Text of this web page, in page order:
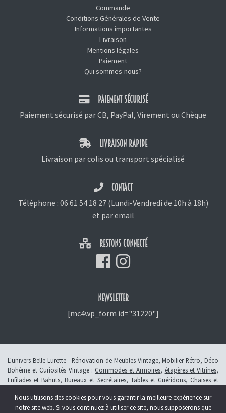
Commande
Conditions Générales de Vente
Informations importantes
Livraison
Mentions légales
Paiement
Qui sommes-nous?
PAIEMENT SÉCURISÉ
Paiement sécurisé par CB, PayPal, Virement ou Chèque
LIVRAISON RAPIDE
Livraison par colis ou transport spécialisé
CONTACT
Téléphone : 06 61 54 18 27(Lundi-Vendredi de 10h à 18h)
et par email
RESTONS CONNECTÉ
NEWSLETTER
[mc4wp_form id="31220"]
L'univers Belle Lurette - Rénovation de Meubles Vintage, Mobilier Rétro, Déco
Bohème et Curiosités Vintage : Commodes et Armoires, étagères et Vitrines,
Enfilades et Bahuts,Bureaux et Secrétaires, Tables et Guéridons, Chaises et
© 2013 - 2026 L'atelier Belle Lurette - Rénovation de meubles vintage, en
Nous utilisons des cookies pour vous garantir la meilleure expérience sur
notre site web. Si vous continuez à utiliser ce site, nous supposerons que